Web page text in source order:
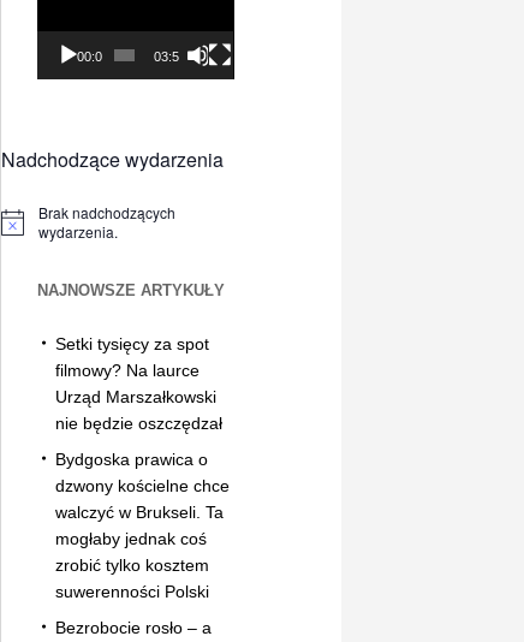
00:00 03:56
Nadchodzące wydarzenia
Powiadomienie
Brak nadchodzących
wydarzenia.
NAJNOWSZE ARTYKUŁY
Setki tysięcy za spot
filmowy? Na laurce
Urząd Marszałkowski
nie będzie oszczędzał
Bydgoska prawica o
dzwony kościelne chce
walczyć w Brukseli. Ta
mogłaby jednak coś
zrobić tylko kosztem
suwerenności Polski
Bezrobocie rosło – a